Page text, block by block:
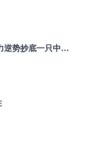
重磅利好刺激叠加估值修复预期 主力逆势抄底一只中药龙头股